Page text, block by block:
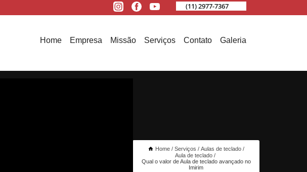
(11) 2977-7367
Home Empresa Missão Serviços Contato Galeria
Home Serviços
Aulas de teclado
Aula de teclado
Qual o valor de Aula de teclado avançado no
Imirim